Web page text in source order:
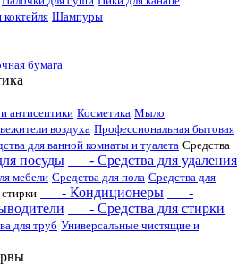
Шампуры
бумага
антисептики Косметика Мыло
воздуха Профессиональная бытовая
для ванной комнаты и туалета Средства
посуды
- Средства для удаления
мебели Средства для пола Средства для
- Кондиционеры
-
- Средства для стирки
для труб Универсальные чистящие и